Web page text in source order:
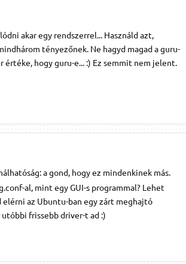
akar egy rendszerrel... Használd azt,
tényezőnek. Ne hagyd magad a guru-
hogy guru-e... :) Ez semmit nem jelent.
a gond, hogy ez mindenkinek más.
al, mint egy GUI-s programmal? Lehet
az Ubuntu-ban egy zárt meghajtó
frissebb driver-t ad :)